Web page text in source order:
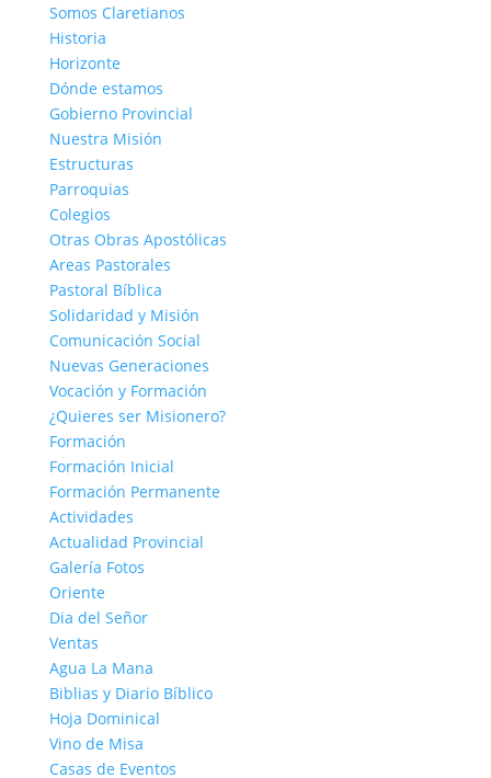
Somos Claretianos
Historia
Horizonte
Dónde estamos
Gobierno Provincial
Nuestra Misión
Estructuras
Parroquias
Colegios
Otras Obras Apostólicas
Areas Pastorales
Pastoral Bíblica
Solidaridad y Misión
Comunicación Social
Nuevas Generaciones
Vocación y Formación
¿Quieres ser Misionero?
Formación
Formación Inicial
Formación Permanente
Actividades
Actualidad Provincial
Galería Fotos
Oriente
Dia del Señor
Ventas
Agua La Mana
Biblias y Diario Bíblico
Hoja Dominical
Vino de Misa
Casas de Eventos